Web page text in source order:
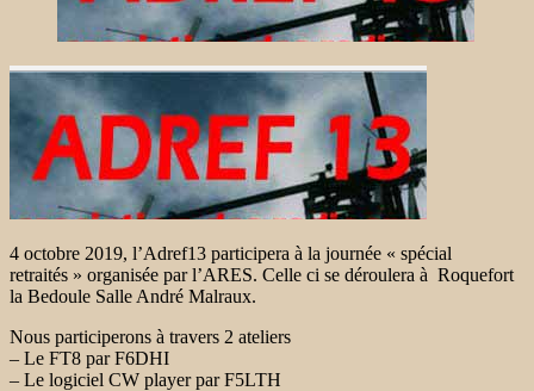
4 octobre 2019, l’Adref13 participera à la journée « spécial
retraités » organisée par l’ARES. Celle ci se déroulera à Roquefort
la Bedoule Salle André Malraux.
Nous participerons à travers 2 ateliers
– Le FT8 par F6DHI
– Le logiciel CW player par F5LTH